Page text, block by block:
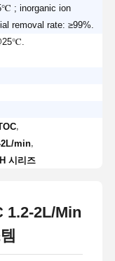
; inorganic ion
removal rate: ≥99%.
2L/min
시리즈
1.2-2L/Min